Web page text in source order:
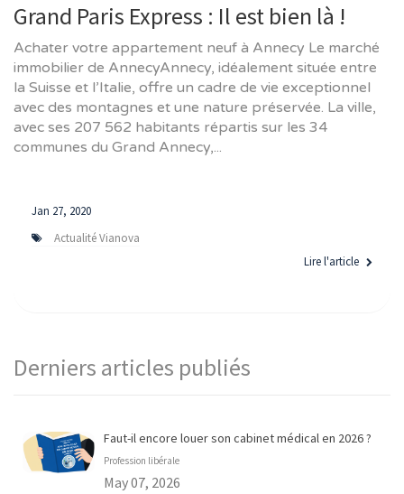
Grand Paris Express : Il est bien là !
Achater votre appartement neuf à Annecy Le marché
immobilier de AnnecyAnnecy, idéalement située entre
la Suisse et l’Italie, offre un cadre de vie exceptionnel
avec des montagnes et une nature préservée. La ville,
avec ses 207 562 habitants répartis sur les 34
communes du Grand Annecy,...
Jan 27, 2020
Actualité Vianova
Lire l'article
Derniers articles publiés
Faut-il encore louer son cabinet médical en 2026 ?
Profession libérale
May 07, 2026